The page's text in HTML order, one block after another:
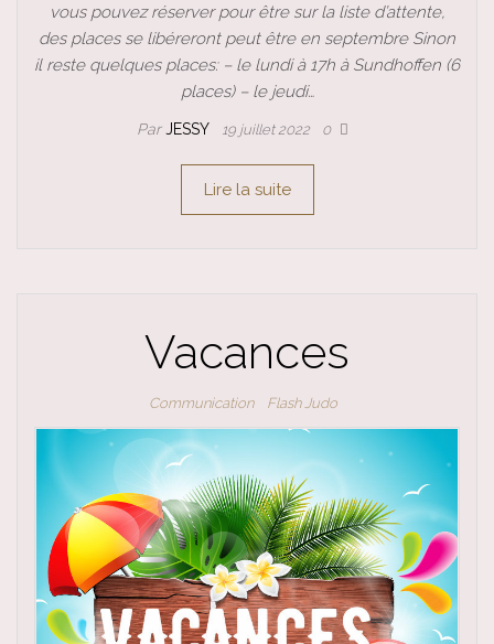
vous pouvez réserver pour être sur la liste d’attente,
des places se libéreront peut être en septembre Sinon
il reste quelques places: – le lundi à 17h à Sundhoffen (6
places) – le jeudi…
ParJESSY 19 juillet 2022 0
Lire la suite
Vacances
Communication Flash Judo